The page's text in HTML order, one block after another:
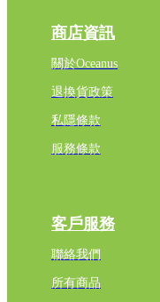
商店資訊
關於Oceanus
退換貨政策
私隱條款
服務條款
客戶服務
聯絡我們
所有商品